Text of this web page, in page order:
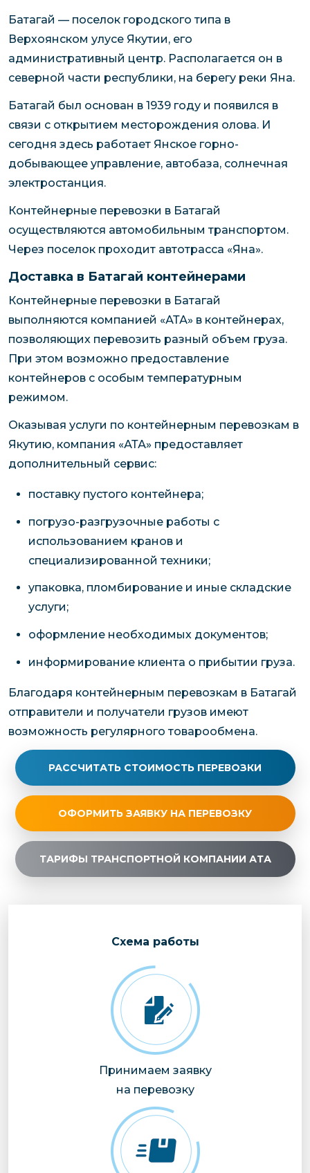
Батагай — поселок городского типа в
Верхоянском улусе Якутии, его
административный центр. Располагается он в
северной части республики, на берегу реки Яна.
Батагай был основан в 1939 году и появился в
связи с открытием месторождения олова. И
сегодня здесь работает Янское горно-
добывающее управление, автобаза, солнечная
электростанция.
Контейнерные перевозки в Батагай
осуществляются автомобильным транспортом.
Через поселок проходит автотрасса «Яна».
Доставка в Батагай контейнерами
Контейнерные перевозки в Батагай
выполняются компанией «АТА» в контейнерах,
позволяющих перевозить разный объем груза.
При этом возможно предоставление
контейнеров с особым температурным
режимом.
Оказывая услуги по контейнерным перевозкам в
Якутию, компания «АТА» предоставляет
дополнительный сервис:
поставку пустого контейнера;
погрузо-разгрузочные работы с
использованием кранов и
специализированной техники;
упаковка, пломбирование и иные складские
услуги;
оформление необходимых документов;
информирование клиента о прибытии груза.
Благодаря контейнерным перевозкам в Батагай
отправители и получатели грузов имеют
возможность регулярного товарообмена.
РАССЧИТАТЬ СТОИМОСТЬ ПЕРЕВОЗКИ
ОФОРМИТЬ ЗАЯВКУ НА ПЕРЕВОЗКУ
ТАРИФЫ ТРАНСПОРТНОЙ КОМПАНИИ АТА
Cхема работы
Принимаем заявку
на перевозку